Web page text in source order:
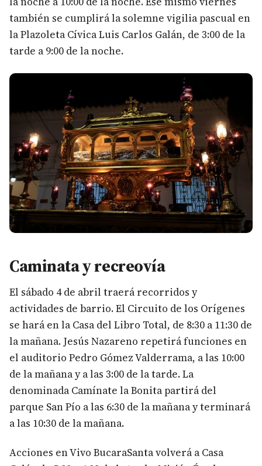
también se cumplirá la solemne vigilia pascual en
la Plazoleta Cívica Luis Carlos Galán, de 3:00 de la
tarde a 9:00 de la noche.
Caminata y recreovía
El sábado 4 de abril traerá recorridos y
actividades de barrio. El Circuito de los Orígenes
se hará en la Casa del Libro Total, de 8:30 a 11:30 de
la mañana. Jesús Nazareno repetirá funciones en
el auditorio Pedro Gómez Valderrama, a las 10:00
de la mañana y a las 3:00 de la tarde. La
denominada Camínate la Bonita partirá del
parque San Pío a las 6:30 de la mañana y terminará
a las 10:30 de la mañana.
Acciones en Vivo BucaraSanta volverá a Casa